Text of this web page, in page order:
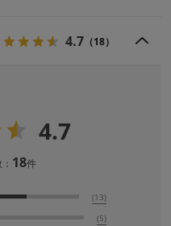
4.7 （18）
4.7
18件
(13)
(5)